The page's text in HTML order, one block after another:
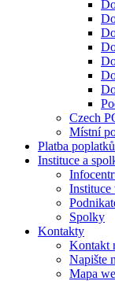
Czech
Místní
Platba poplatků
Instituce a
Instituce
Spolky
Kontakty
Kontakt
Napište
Mapa